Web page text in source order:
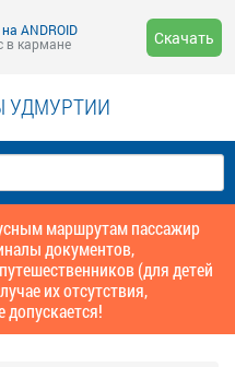
ANDROID
в кармане
Скачать
УДМУРТИИ
маршрутам пассажир
документов,
(для детей
их отсутствия,
допускается!